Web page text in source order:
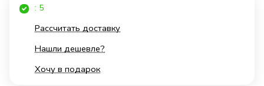
: 5
Рассчитать доставку
Нашли дешевле?
Хочу в подарок